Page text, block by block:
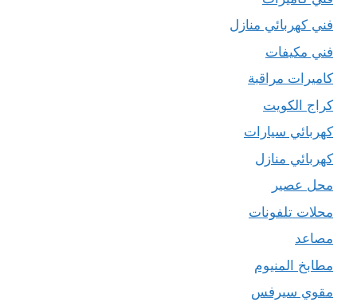
فني كهربائي منازل
فني مكيفات
كاميرات مراقبة
كراج الكويت
كهربائي سيارات
كهربائي منازل
محل عصير
محلات تلفونات
مصاعد
مطابخ المنيوم
مقوي سيرفس